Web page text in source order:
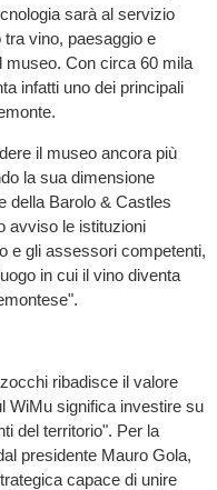
sarà al servizio
vino, paesaggio e
museo. Con circa 60 mila
infatti uno dei principali
il museo ancora più
la sua dimensione
della Barolo & Castles
avviso le istituzioni
e gli assessori competenti,
in cui il vino diventa
ribadisce il valore
WiMu significa investire su
del territorio". Per la
presidente Mauro Gola,
capace di unire